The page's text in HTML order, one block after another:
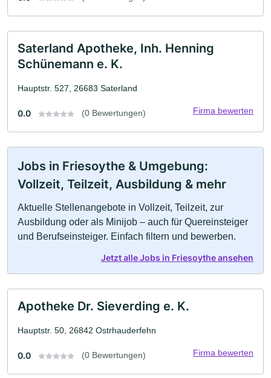
Saterland Apotheke, Inh. Henning
Schünemann e. K.
Hauptstr. 527, 26683 Saterland
0.0 (0 Bewertungen) Firma bewerten
Jobs in Friesoythe & Umgebung:
Vollzeit, Teilzeit, Ausbildung & mehr
Aktuelle Stellenangebote in Vollzeit, Teilzeit, zur
Ausbildung oder als Minijob – auch für Quereinsteiger
und Berufseinsteiger. Einfach filtern und bewerben.
Jetzt alle Jobs in Friesoythe ansehen
Apotheke Dr. Sieverding e. K.
Hauptstr. 50, 26842 Ostrhauderfehn
0.0 (0 Bewertungen) Firma bewerten